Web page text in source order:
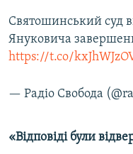
Святошинський суд
Януковича
https://t.co/
— Радіо Свобода
«Відповіді були